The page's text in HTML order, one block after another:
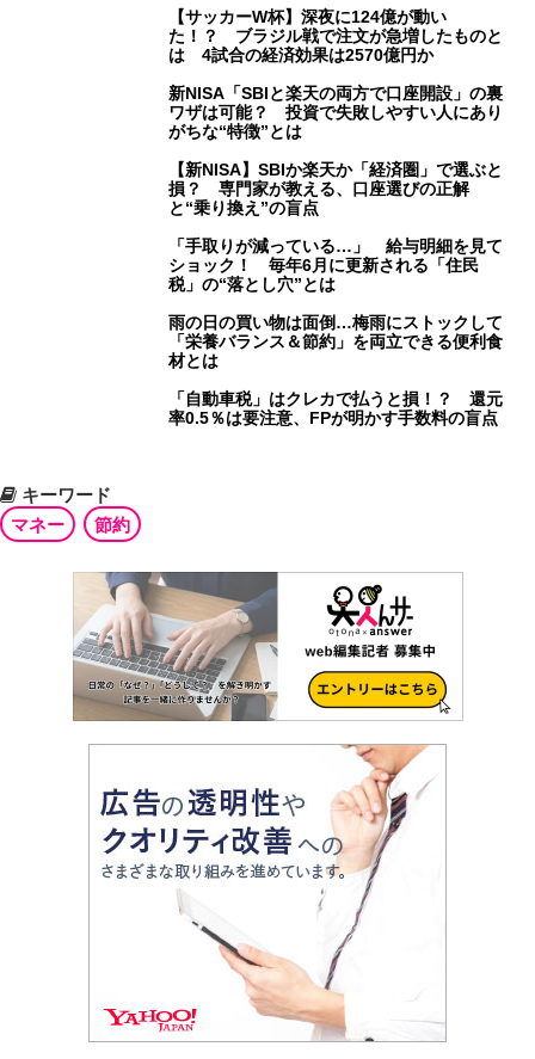
【サッカーW杯】深夜に124億が動い
た！？ ブラジル戦で注文が急増したものと
は 4試合の経済効果は2570億円か
新NISA「SBIと楽天の両方で口座開設」の裏
ワザは可能？ 投資で失敗しやすい人にあり
がちな“特徴”とは
【新NISA】SBIか楽天か「経済圏」で選ぶと
損？ 専門家が教える、口座選びの正解
と“乗り換え”の盲点
「手取りが減っている…」 給与明細を見て
ショック！ 毎年6月に更新される「住民
税」の“落とし穴”とは
雨の日の買い物は面倒…梅雨にストックして
「栄養バランス＆節約」を両立できる便利食
材とは
「自動車税」はクレカで払うと損！？ 還元
率0.5％は要注意、FPが明かす手数料の盲点
キーワード
マネー
節約